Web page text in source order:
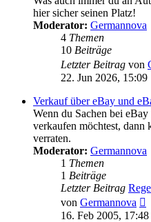
hier sicher seinen Platz!
Moderator: Germannova
4 Themen
10 Beiträge
Letzter Beitrag von
22. Jun 2026, 15:09
Verkauf über eBay und
Wenn du Sachen bei
verkaufen möchtest, dann
verraten.
Moderator: Germannova
1 Themen
1 Beiträge
Letzter Beitrag
von Germannova
16. Feb 2005, 17:48